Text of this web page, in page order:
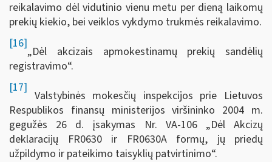
reikalavimo dėl vidutinio vienu metu per dieną laikomų
prekių kiekio, bei veiklos vykdymo trukmės reikalavimo.
[16]
„Dėl akcizais apmokestinamų prekių sandėlių
registravimo“.
[17]
Valstybinės mokesčių inspekcijos prie Lietuvos
Respublikos finansų ministerijos viršininko 2004 m.
gegužės 26 d. įsakymas Nr. VA-106 „Dėl Akcizų
deklaracijų FR0630 ir FR0630A formų, jų priedų
užpildymo ir pateikimo taisyklių patvirtinimo“.